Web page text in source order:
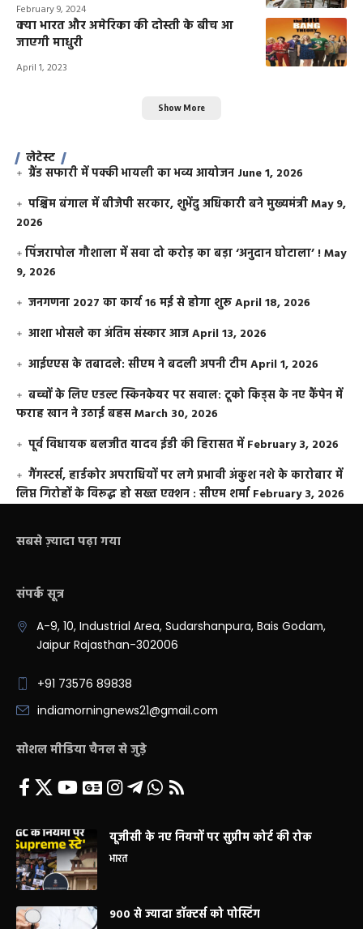
February 9, 2024
क्या भारत और अमेरिका की दोस्ती के बीच आ
जाएगी माधुरी
April 1, 2023
Show More
लेटेस्ट
ग्रैंड सफारी में पक्की भायली का भव्य आयोजन June 1, 2026
पश्चिम बंगाल में बीजेपी सरकार, शुभेंदु अधिकारी बने मुख्यमंत्रीMay 9,
2026
​पिंजरापोल गौशाला में सवा दो करोड़ का बड़ा ‘अनुदान घोटाला’ !May
9, 2026
जनगणना 2027 का कार्य 16 मई से होगा शुरूApril 18, 2026
आशा भोसले का अंतिम संस्कार आजApril 13, 2026
आईएएस के तबादले: सीएम ने बदली अपनी टीमApril 1, 2026
बच्चों के लिए एडल्ट स्किनकेयर पर सवाल: टूको किड्स के नए कैंपेन में
फराह खान ने उठाई बहसMarch 30, 2026
पूर्व विधायक बलजीत यादव ईडी की हिरासत में February 3, 2026
गैंगस्टर्स, हार्डकोर अपराधियों पर लगे प्रभावी अंकुश नशे के कारोबार में
लिप्त गिरोहों के विरूद्ध हो सख्त एक्शन : सीएम शर्मा February 3, 2026
सबसे ज़्यादा पढ़ा गया
संपर्क सूत्र
A-9, 10, Industrial Area, Sudarshanpura, Bais Godam,
Jaipur Rajasthan-302006
+91 73576 89838
indiamorningnews21@gmail.com
सोशल मीडिया चैनल से जुड़े
यूजीसी के नए नियमों पर सुप्रीम कोर्ट की रोक
भारत
900 से ज्यादा डॉक्टर्स को पोस्टिंग